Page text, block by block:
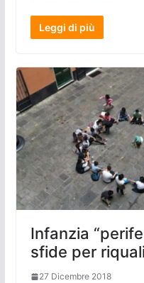
Leggi di più
Infanzia
sfide per
27 Dicembre 2018